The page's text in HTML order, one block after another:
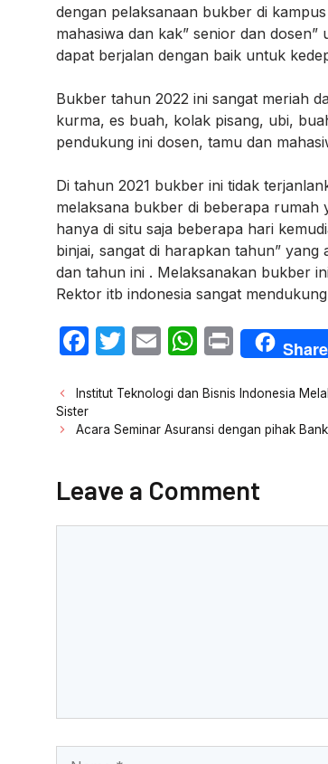
dengan pelaksanaan bukber di
mahasiwa dan kak” senior dan
dapat berjalan dengan baik untuk
Bukber tahun 2022 ini sangat meriah
kurma, es buah, kolak pisang, ubi,
pendukung ini dosen, tamu dan
Di tahun 2021 bukber ini tidak
melaksana bukber di beberapa rumah
hanya di situ saja beberapa hari
binjai, sangat di harapkan tahun”
dan tahun ini . Melaksanakan bukber
Rektor itb indonesia sangat
F
c
e
o
T
itt
er
E
ail
W
at
s
p
P
ri
nt
Share
Post
navigation
Institut Teknologi dan Bisnis Indonesia
Sister
Acara Seminar Asuransi dengan pihak Bank
Leave a Comment